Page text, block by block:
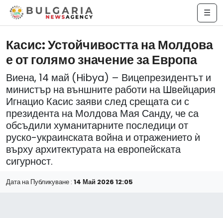
☰
Касис: Устойчивостта на Молдова
е от голямо значение за Европа
Виена, 14 май (Hibya) – Вицепрезидентът и
министър на външните работи на Швейцария
Игнацио Касис заяви след срещата си с
президента на Молдова Мая Санду, че са
обсъдили хуманитарните последици от
руско-украинската война и отражението ѝ
върху архитектурата на европейската
сигурност.
Дата на Публикуване : 14 Май 2026 12:05